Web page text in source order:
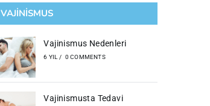
VAJİNİSMUS
Vajinismus Nedenleri
6 YIL / 0 COMMENTS
Vajinismusta Tedavi